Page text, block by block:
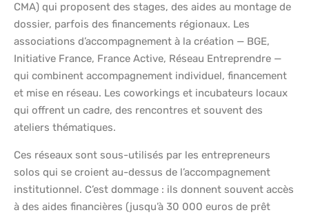
CMA) qui proposent des stages, des aides au montage de
dossier, parfois des financements régionaux. Les
associations d’accompagnement à la création — BGE,
Initiative France, France Active, Réseau Entreprendre —
qui combinent accompagnement individuel, financement
et mise en réseau. Les coworkings et incubateurs locaux
qui offrent un cadre, des rencontres et souvent des
ateliers thématiques.
Ces réseaux sont sous-utilisés par les entrepreneurs
solos qui se croient au-dessus de l’accompagnement
institutionnel. C’est dommage : ils donnent souvent accès
à des aides financières (jusqu’à 30 000 euros de prêt